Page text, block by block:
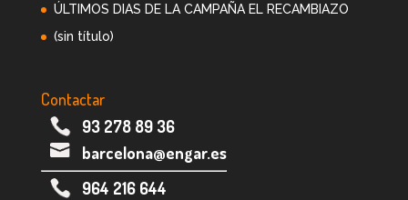
ÚLTIMOS DIAS DE LA CAMPAÑA EL RECAMBIAZO
(sin título)
Contactar
93 278 89 36
barcelona@engar.es
964 216 644